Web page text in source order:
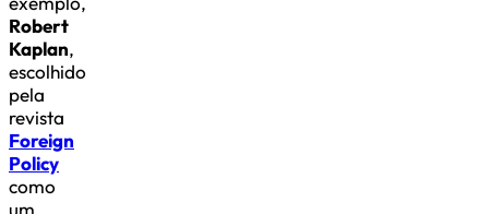
Robert
Kaplan,
escolhido
pela
revista
Foreign
Policy
como
um